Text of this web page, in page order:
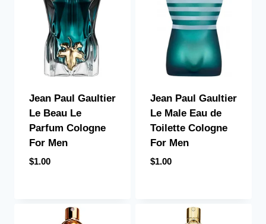
Jean Paul Gaultier
Le Beau Le
Parfum Cologne
For Men
$1.00
Jean Paul Gaultier
Le Male Eau de
Toilette Cologne
For Men
$1.00